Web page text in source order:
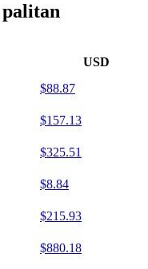
palitan
USD
$88.87
$157.13
$325.51
$8.84
$215.93
$880.18